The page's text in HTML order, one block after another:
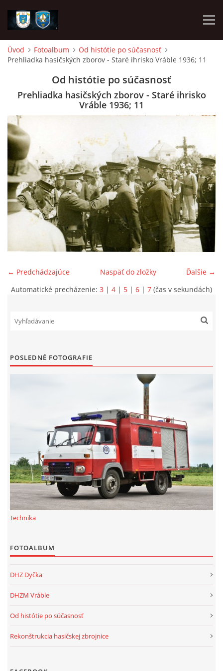
ÚVOD
NAPÍSALI O NÁS
DHZ DYČKA
DHZM VRÁBLE
AKO SA STAŤ ČLENOM
FOTOALBUM
SPONZORI
MAPY
© 2026 eStránky.sk|Aktualizované 10. 8. 2026|Hore ↑
Úvod Fotoalbum
Od histótie po súčasnosť
Prehliadka hasičských zborov - Staré ihrisko Vráble 1936; 11
Od histótie po súčasnosť
Prehliadka hasičských zborov - Staré ihrisko
Vráble 1936; 11
← Predchádzajúce Ďalšie →
Naspäť do zložky
Automatické precházenie: 3 | 4 | 5 | 6 | 7 (čas v sekundách)
POSLEDNÉ FOTOGRAFIE
Technika
FOTOALBUM
DHZ Dyčka
DHZM Vráble
Od histótie po súčasnosť
Rekonštrukcia hasičskej zbrojnice